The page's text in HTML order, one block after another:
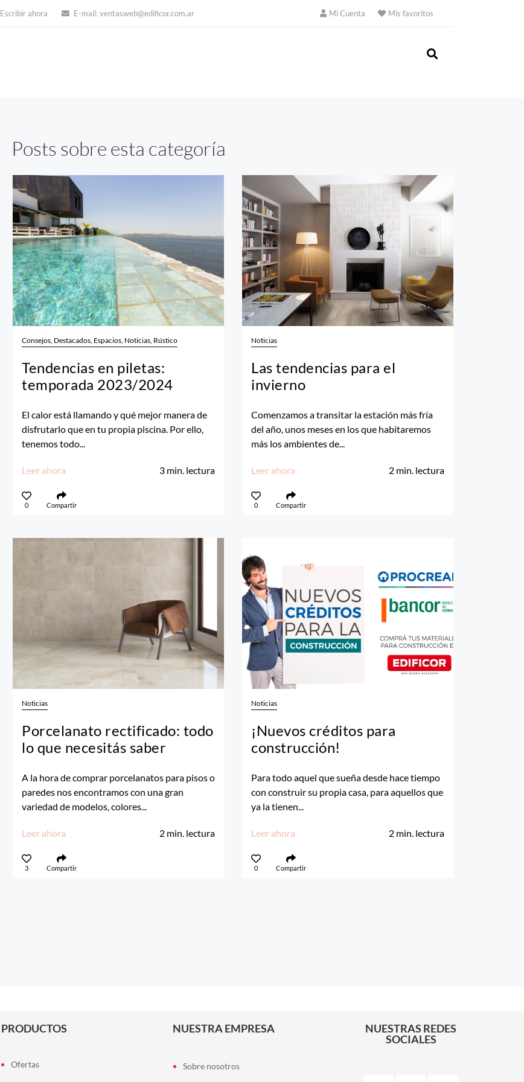
Escribir ahora E-mail:ventasweb@edificor.com.ar Mi Cuenta Mis favoritos
Posts sobre esta categoría
Consejos, Destacados, Espacios, Noticias, Rústico
Tendencias en piletas:
temporada 2023/2024
El calor está llamando y qué mejor manera de
disfrutarlo que en tu propia piscina. Por ello,
tenemos todo...
Leer ahora 3 min. lectura
0 Compartir
Noticias
Las tendencias para el
invierno
Comenzamos a transitar la estación más fría
del año, unos meses en los que habitaremos
más los ambientes de...
Leer ahora 2 min. lectura
0 Compartir
Noticias
Porcelanato rectificado: todo
lo que necesitás saber
A la hora de comprar porcelanatos para pisos o
paredes nos encontramos con una gran
variedad de modelos, colores...
Leer ahora 2 min. lectura
3 Compartir
Noticias
¡Nuevos créditos para
construcción!
Para todo aquel que sueña desde hace tiempo
con construir su propia casa, para aquellos que
ya la tienen...
Leer ahora 2 min. lectura
0 Compartir
PRODUCTOS
Ofertas
NUESTRA EMPRESA
Sobre nosotros
NUESTRAS REDES
SOCIALES